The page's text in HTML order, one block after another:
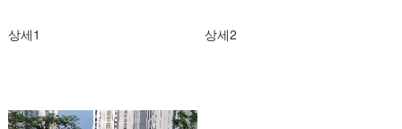
상세1 상세2